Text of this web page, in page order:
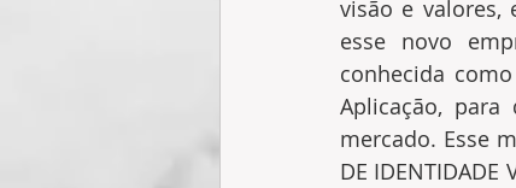
visão e valores,
esse novo
conhecida
Aplicação,
mercado. Esse
DE